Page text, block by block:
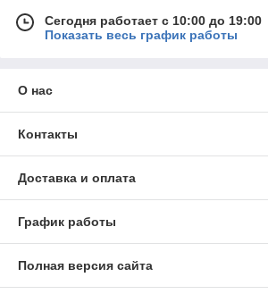
Сегодня работает с 10:00 до 19:00
Показать весь график работы
О нас
Контакты
Доставка и оплата
График работы
Полная версия сайта